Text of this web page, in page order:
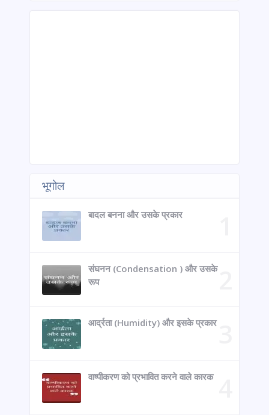
भूगोल
बादल बनना और उसके प्रकार
संघनन (Condensation ) और उसके
रूप
आर्द्रता (Humidity) और इसके प्रकार
वाष्पीकरण को प्रभावित करने वाले कारक